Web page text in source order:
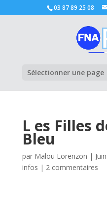
03 87 89 25 08
Sélectionner une page
L es Filles
Bleu
par Malou Lorenzon |
infos | 2 commentaires